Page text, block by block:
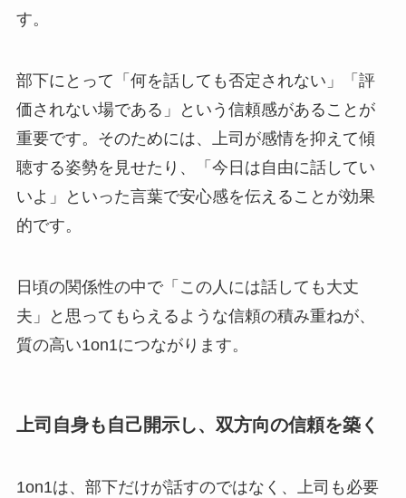
す。
部下にとって「何を話しても否定されない」「評
価されない場である」という信頼感があることが
重要です。そのためには、上司が感情を抑えて傾
聴する姿勢を見せたり、「今日は自由に話してい
いよ」といった言葉で安心感を伝えることが効果
的です。
日頃の関係性の中で「この人には話しても大丈
夫」と思ってもらえるような信頼の積み重ねが、
質の高い1on1につながります。
上司自身も自己開示し、双方向の信頼を築く
1on1は、部下だけが話すのではなく、上司も必要